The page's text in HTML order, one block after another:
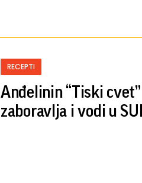
RECEPTI
Anđelinin “Tiski
zaboravlja i vodi u